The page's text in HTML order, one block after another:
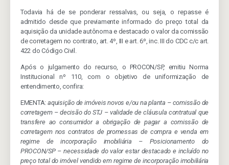
Todavia há de se ponderar ressalvas, ou seja, o repasse é
admitido desde que previamente informado do preço total da
aquisição da unidade autônoma e destacado o valor da comissão
de corretagem no contrato, art. 4º, III e art. 6º, inc. III do CDC c/c art.
422 do Código Civil.
Após o julgamento do recurso, o PROCON/SP, emitiu Norma
Institucional nº 110, com o objetivo de uniformização de
entendimento, confira:
EMENTA: aquisição de imóveis novos e/ou na planta – comissão de
corretagem – decisão do STJ – validade de cláusula contratual que
transfere ao consumidor a obrigação de pagar a comissão de
corretagem nos contratos de promessas de compra e venda em
regime de incorporação imobiliária – Posicionamento do
PROCON/SP – necessidade do valor estar destacado e incluído no
preço total do imóvel vendido em regime de incorporação imobiliária